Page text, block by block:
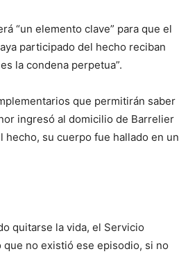
“un elemento clave” para que el
participado del hecho reciban
la condena perpetua”.
que permitirán saber
ingresó al domicilio de Barrelier
hecho, su cuerpo fue hallado en un
quitarse la vida, el Servicio
no existió ese episodio, si no